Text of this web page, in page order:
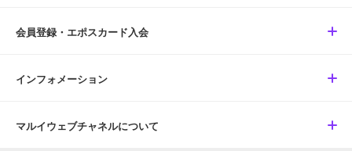
会員登録・エポスカード入会
インフォメーション
マルイウェブチャネルについて